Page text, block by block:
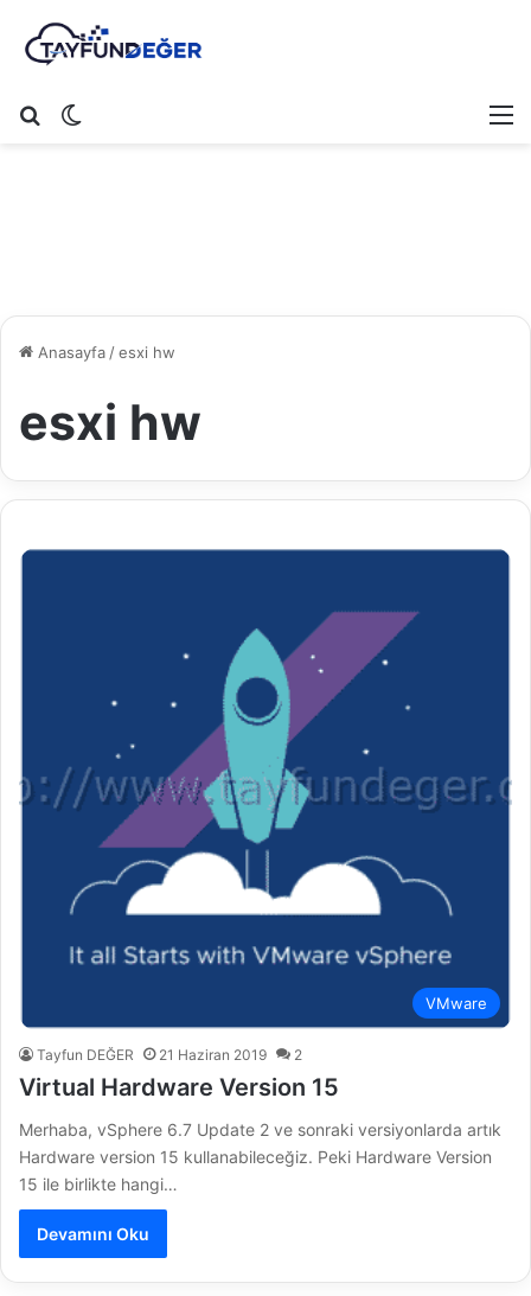
Arama yap ...
Anasayfa/esxi hw
esxi hw
VMware
Tayfun DEĞER 21 Haziran 2019 2
Virtual Hardware Version 15
Merhaba, vSphere 6.7 Update 2 ve sonraki versiyonlarda artık
Hardware version 15 kullanabileceğiz. Peki Hardware Version
15 ile birlikte hangi…
Devamını Oku